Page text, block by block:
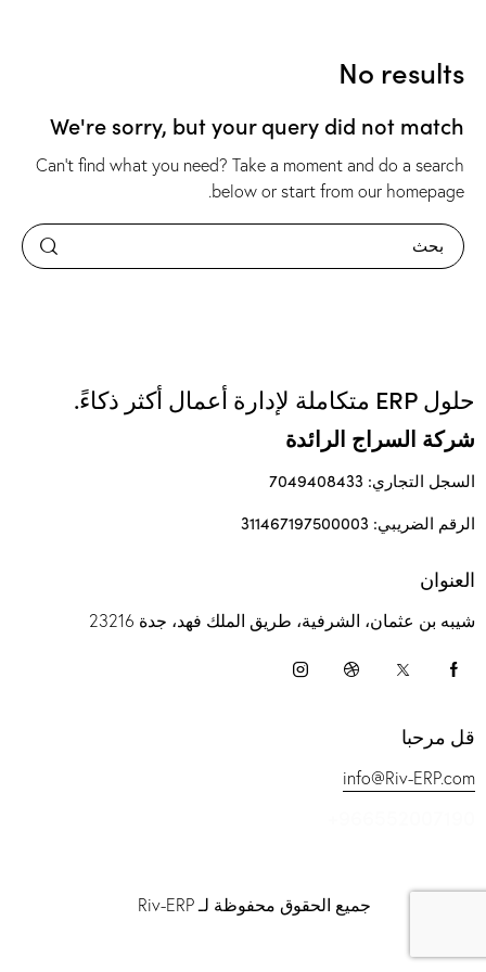
No results
We're sorry, but your query did not match
Can't find what you need? Take a moment and do a search
below or start from our homepage
.
حلول ERP متكاملة لإدارة أعمال أكثر ذكاءً.
شركة السراج الرائدة
السجل التجاري: 7049408433
الرقم الضريبي: 311467197500003
العنوان
شيبه بن عثمان، الشرفية، طريق الملك فهد، جدة 23216
قل مرحبا
info@Riv-ERP.com
جميع الحقوق محفوظة لـ Riv-ERP